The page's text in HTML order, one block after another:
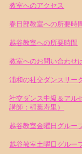
教室へのアクセス
春日部教室への所要時
越谷教室への所要時間
教室へのお問い合わせ
浦和の社交ダンスサー
社交ダンス中級＆ア
講師：稲葉寿里）
越谷教室金曜日グルー
越谷教室土曜日グルー